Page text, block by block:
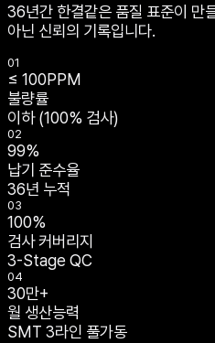
36년간 한결같은 품질 표준이
아닌 신뢰의 기록입니다.
01
≤ 100PPM
불량률
이하 (100% 검사)
02
99%
납기 준수율
36년 누적
03
100%
검사 커버리지
3-Stage QC
04
30만+
월 생산능력
SMT 3라인 풀가동